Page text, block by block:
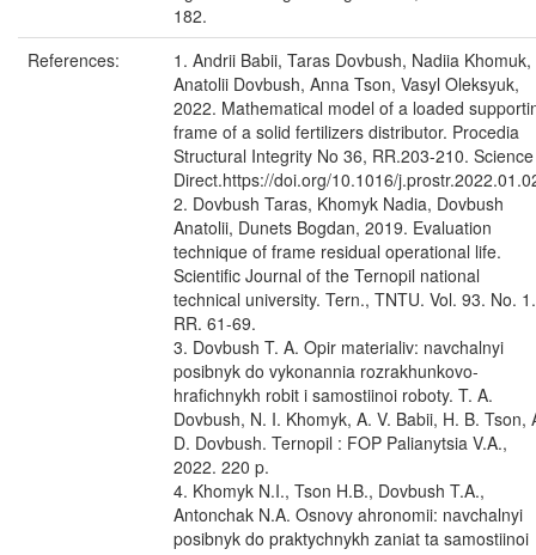
182.
References:
1. Andrii Babii, Taras Dovbush, Nadiia Khomuk,
Anatolii Dovbush, Anna Tson, Vasyl Oleksyuk,
2022. Mathematical model of a loaded
frame of a solid fertilizers distributor. Procedia
Structural Integrity No 36, RR.203-210. Science
Direct.https://doi.org/10.1016/
2. Dovbush Taras, Khomyk Nadia, Dovbush
Anatolii, Dunets Bogdan, 2019. Evaluation
technique of frame residual operational life.
Scientific Journal of the Ternopil national
technical university. Tern., TNTU. Vol. 93. No. 1.
RR. 61-69.
3. Dovbush T. A. Opir materialiv: navchalnyi
posibnyk do vykonannia rozrakhunkovo-
hrafichnykh robit i samostiinoi roboty. T. A.
Dovbush, N. I. Khomyk, A. V. Babii, H. B. Tson,
D. Dovbush. Ternopil : FOP Palianytsia V.A.,
2022. 220 p.
4. Khomyk N.I., Tson H.B., Dovbush T.A.,
Antonchak N.A. Osnovy ahronomii: navchalnyi
posibnyk do praktychnykh zaniat ta samostiinoi